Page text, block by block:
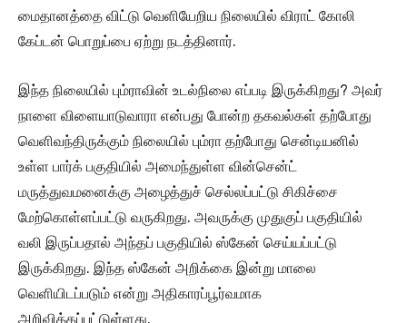
மைதானத்தை விட்டு வெளியேறிய நிலையில் விராட் கோலி
கேப்டன் பொறுப்பை ஏற்று நடத்தினார்.
இந்த நிலையில் பும்ராவின் உடல்நிலை எப்படி இருக்கிறது? அவர்
நாளை விளையாடுவாரா என்பது போன்ற தகவல்கள் தற்போது
வெளிவந்திருக்கும் நிலையில் பும்ரா தற்போது சென்டியனில்
உள்ள பார்க் பகுதியில் அமைந்துள்ள வின்சென்ட்
மருத்துவமனைக்கு அழைத்துச் செல்லப்பட்டு சிகிச்சை
மேற்கொள்ளப்பட்டு வருகிறது. அவருக்கு முதுகுப் பகுதியில்
வலி இருப்பதால் அந்தப் பகுதியில் ஸ்கேன் செய்யப்பட்டு
இருக்கிறது. இந்த ஸ்கேன் அறிக்கை இன்று மாலை
வெளியிடப்படும் என்று அதிகாரப்பூர்வமாக
அறிவிக்கப்பட்டுள்ளது.